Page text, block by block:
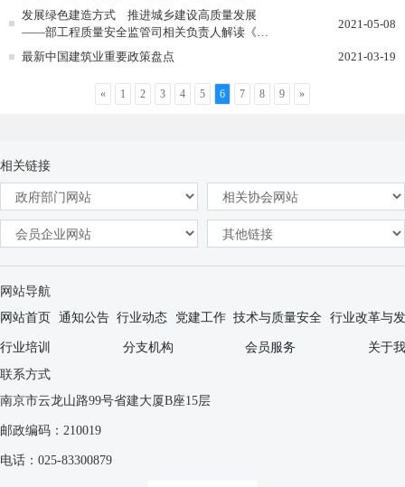
色低碳建设的...
发展绿色建造方式 推进城乡建设高质量发展
——部工程质量安全监管司相关负责人解读《绿
色建造技术导则...
2021-05-08
最新中国建筑业重要政策盘点 2021-03-19
« 1 2 3 4 5 6 7 8 9 »
相关链接
网站导航
网站首页
通知公告 行业动态 党建工作 技术与质量安全 行业改革与
行业培训 分支机构 会员服务
关于
联系方式
南京市云龙山路99号省建大厦B座15层
邮政编码：210019
电话：025-83300879